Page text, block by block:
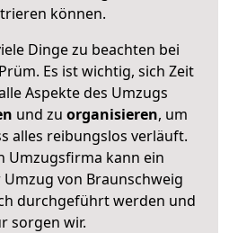
können.
Dinge zu beachten bei
Es ist wichtig, sich Zeit
Aspekte des Umzugs
und zu organisieren, um
alles reibungslos verläuft.
Umzugsfirma kann ein
von Braunschweig
durchgeführt werden und
sorgen wir.